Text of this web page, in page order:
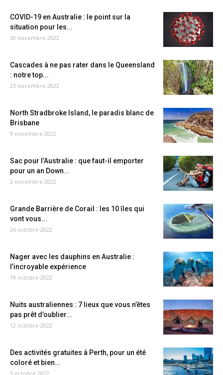
COVID-19 en Australie : le point sur la
situation pour les...
30 novembre 2022
Cascades à ne pas rater dans le Queensland
: notre top...
23 novembre 2022
North Stradbroke Island, le paradis blanc de
Brisbane
9 novembre 2022
Sac pour l’Australie : que faut-il emporter
pour un an Down...
2 novembre 2022
Grande Barrière de Corail : les 10 îles qui
vont vous...
26 octobre 2022
Nager avec les dauphins en Australie :
l’incroyable expérience
19 octobre 2022
Nuits australiennes : 7 lieux que vous n’êtes
pas prêt d’oublier...
12 octobre 2022
Des activités gratuites à Perth, pour un été
coloré et bien...
5 octobre 2022